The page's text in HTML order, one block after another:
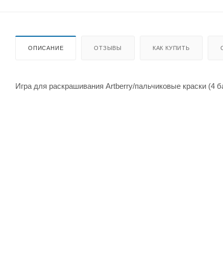
ОПИСАНИЕ ОТЗЫВЫ КАК КУПИТЬ
Игра для раскрашивания Artberry/пальчиковые краски (4